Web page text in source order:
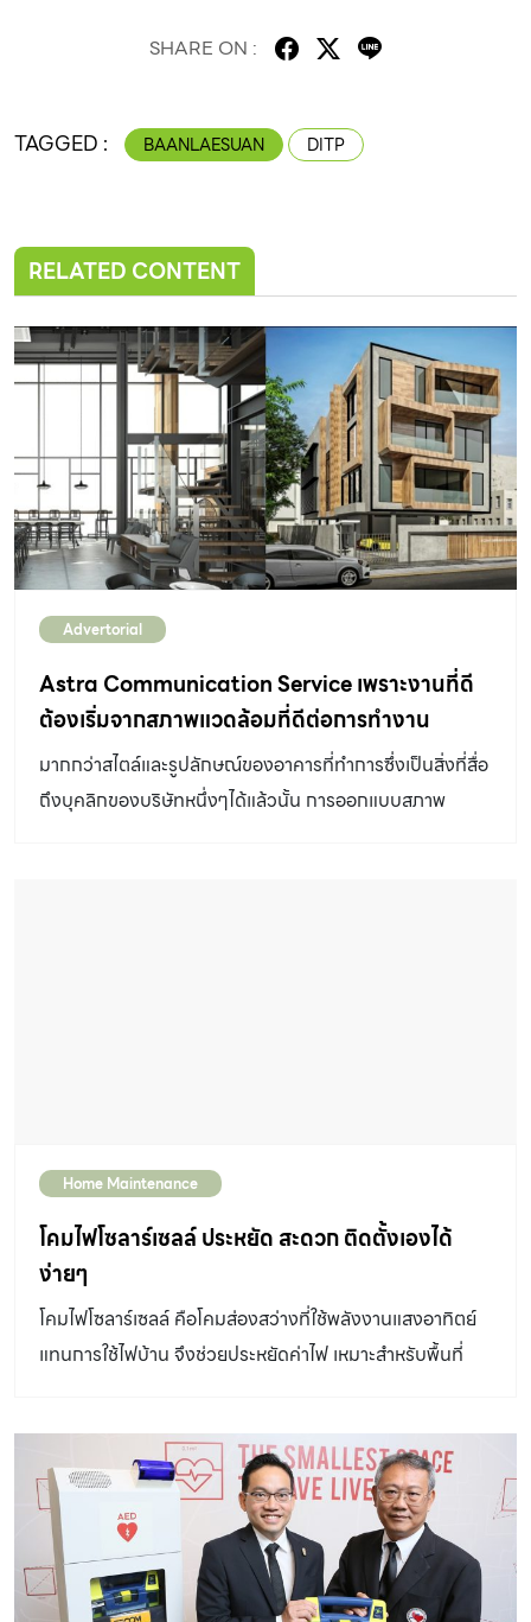
SHARE ON :
TAGGED : BAANLAESUAN DITP
RELATED CONTENT
Advertorial
Astra Communication Service เพราะงานที่ดี
ต้องเริ่มจากสภาพแวดล้อมที่ดีต่อการทำงาน
มากกว่าสไตล์และรูปลักษณ์ของอาคารที่ทำการซึ่งเป็นสิ่งที่สื่อ
ถึงบุคลิกของบริษัทหนึ่งๆได้แล้วนั้น การออกแบบสภาพ
Home Maintenance
โคมไฟโซลาร์เซลล์ ประหยัด สะดวก ติดตั้งเองได้
ง่ายๆ
โคมไฟโซลาร์เซลล์ คือโคมส่องสว่างที่ใช้พลังงานแสงอาทิตย์
แทนการใช้ไฟบ้าน จึงช่วยประหยัดค่าไฟ เหมาะสำหรับพื้นที่
3 ส่วนด้วยกัน คือ โคมไฟ แบตเตอร์รี่ และแผงโซลาร์เซลล์ ซึ่ง
สามารถติดตั้งได้เองง่ายๆ คุณพ่อบ้านหรือคุณแม่บ้านที่มี
ความรู้พื้นฐานทางด้านไฟฟ้าอยู่บ้างก็สามารถทำได้ วันนี้ช่าง
ประจำบ้านจึงอยากแนะนำ วิธีติดตั้งโคมไฟโซลาร์เซลล์ บน
หลังคาโรงรถด้วยตัวเอง ไม่ต้องเรียกช่างให้ยุ่งยาก เครื่องมือ